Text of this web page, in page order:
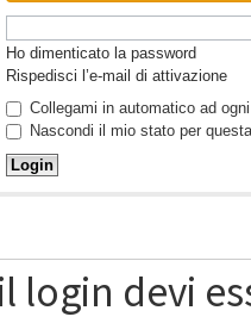
Ho dimenticato la password
Rispedisci l’e-mail di attivazione
Collegami in automatico ad
Nascondi il mio stato per
login devi